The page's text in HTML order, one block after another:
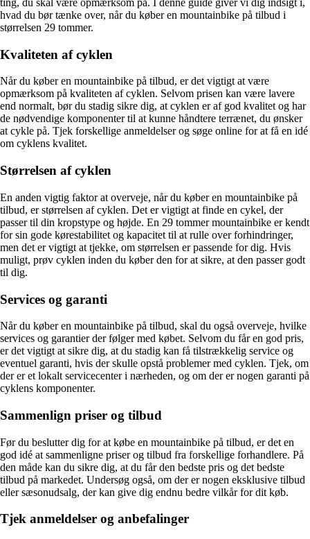
ting, du skal være opmærksom på. I denne guide giver vi dig indsigt i,
hvad du bør tænke over, når du køber en mountainbike på tilbud i
størrelsen 29 tommer.
Kvaliteten af cyklen
Når du køber en mountainbike på tilbud, er det vigtigt at være
opmærksom på kvaliteten af cyklen. Selvom prisen kan være lavere
end normalt, bør du stadig sikre dig, at cyklen er af god kvalitet og har
de nødvendige komponenter til at kunne håndtere terrænet, du ønsker
at cykle på. Tjek forskellige anmeldelser og søge online for at få en idé
om cyklens kvalitet.
Størrelsen af cyklen
En anden vigtig faktor at overveje, når du køber en mountainbike på
tilbud, er størrelsen af cyklen. Det er vigtigt at finde en cykel, der
passer til din kropstype og højde. En 29 tommer mountainbike er kendt
for sin gode kørestabilitet og kapacitet til at rulle over forhindringer,
men det er vigtigt at tjekke, om størrelsen er passende for dig. Hvis
muligt, prøv cyklen inden du køber den for at sikre, at den passer godt
til dig.
Services og garanti
Når du køber en mountainbike på tilbud, skal du også overveje, hvilke
services og garantier der følger med købet. Selvom du får en god pris,
er det vigtigt at sikre dig, at du stadig kan få tilstrækkelig service og
eventuel garanti, hvis der skulle opstå problemer med cyklen. Tjek, om
der er et lokalt servicecenter i nærheden, og om der er nogen garanti på
cyklens komponenter.
Sammenlign priser og tilbud
Før du beslutter dig for at købe en mountainbike på tilbud, er det en
god idé at sammenligne priser og tilbud fra forskellige forhandlere. På
den måde kan du sikre dig, at du får den bedste pris og det bedste
tilbud på markedet. Undersøg også, om der er nogen eksklusive tilbud
eller sæsonudsalg, der kan give dig endnu bedre vilkår for dit køb.
Tjek anmeldelser og anbefalinger